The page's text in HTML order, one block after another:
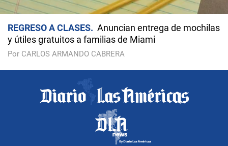
REGRESO A CLASES
Anuncian entrega de mochilas
y útiles gratuitos a familias de Miami
Por CARLOS ARMANDO CABRERA